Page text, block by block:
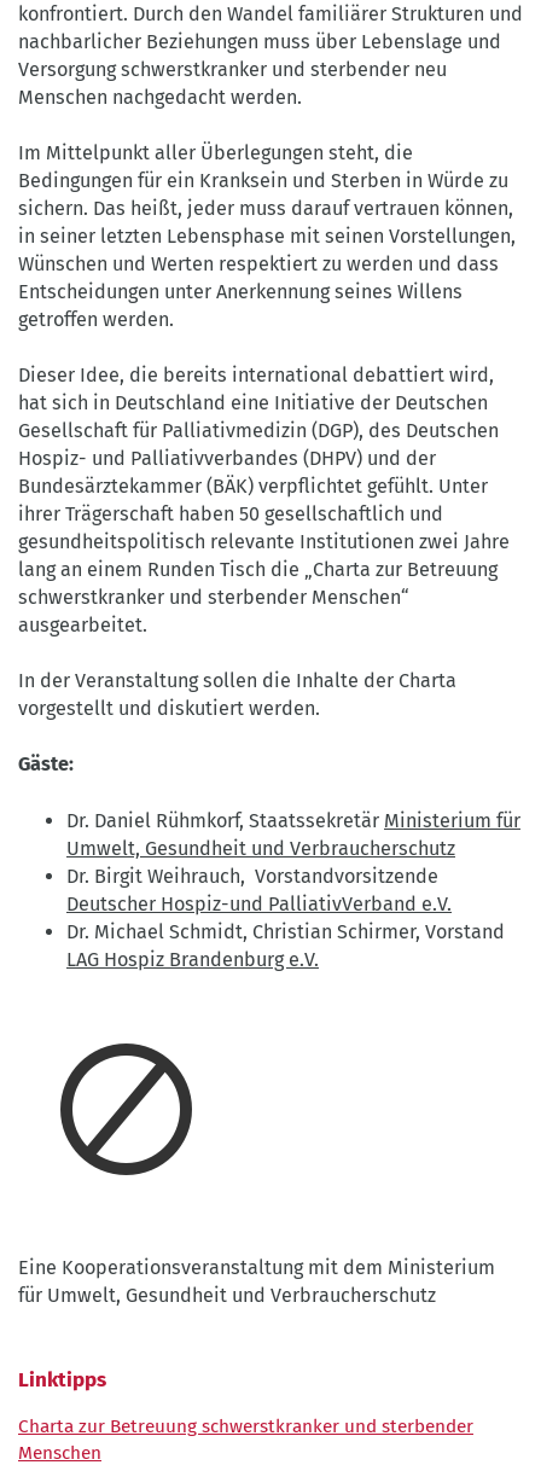
konfrontiert. Durch den Wandel familiärer Strukturen und
nachbarlicher Beziehungen muss über Lebenslage und
Versorgung schwerstkranker und sterbender neu
Menschen nachgedacht werden.
Im Mittelpunkt aller Überlegungen steht, die
Bedingungen für ein Kranksein und Sterben in Würde zu
sichern. Das heißt, jeder muss darauf vertrauen können,
in seiner letzten Lebensphase mit seinen Vorstellungen,
Wünschen und Werten respektiert zu werden und dass
Entscheidungen unter Anerkennung seines Willens
getroffen werden.
Dieser Idee, die bereits international debattiert wird,
hat sich in Deutschland eine Initiative der Deutschen
Gesellschaft für Palliativmedizin (DGP), des Deutschen
Hospiz- und Palliativverbandes (DHPV) und der
Bundesärztekammer (BÄK) verpflichtet gefühlt. Unter
ihrer Trägerschaft haben 50 gesellschaftlich und
gesundheitspolitisch relevante Institutionen zwei Jahre
lang an einem Runden Tisch die „Charta zur Betreuung
schwerstkranker und sterbender Menschen“
ausgearbeitet.
In der Veranstaltung sollen die Inhalte der Charta
vorgestellt und diskutiert werden.
Gäste:
Dr. Daniel Rühmkorf, Staatssekretär Ministerium für
Umwelt, Gesundheit und Verbraucherschutz
Dr. Birgit Weihrauch, Vorstandvorsitzende
Deutscher Hospiz-und PalliativVerband e.V.
Dr. Michael Schmidt, Christian Schirmer, Vorstand
LAG Hospiz Brandenburg e.V.
Eine Kooperationsveranstaltung mit dem Ministerium
für Umwelt, Gesundheit und Verbraucherschutz
Linktipps
Charta zur Betreuung schwerstkranker und sterbender
Menschen